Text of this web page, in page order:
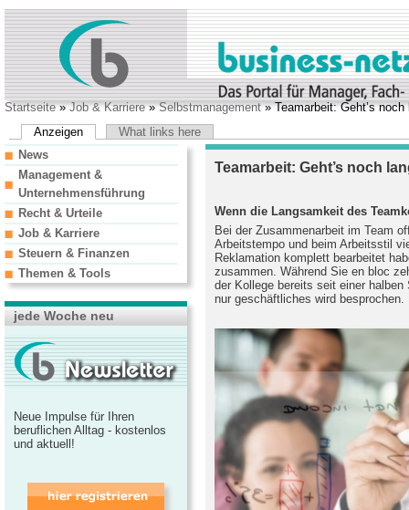
Startseite»Job & Karriere»Selbstmanagement» Teamarbeit: Geht’s noch
Anzeigen
What links here
Teamarbeit: Geht’s noch
Wenn die Langsamkeit des
Bei der Zusammenarbeit im Team
Arbeitstempo und beim Arbeitsstil
Reklamation komplett bearbeitet
zusammen. Während Sie en bloc
der Kollege bereits seit einer
nur geschäftliches wird besprochen.
News
Management &
Unternehmensführung
Recht & Urteile
Job & Karriere
Steuern & Finanzen
Themen & Tools
jede Woche neu
Neue Impulse für Ihren
beruflichen Alltag - kostenlos
und aktuell!